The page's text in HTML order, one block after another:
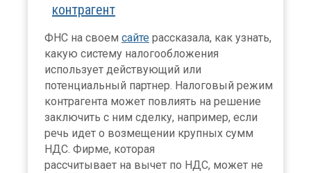
контрагент
ФНС на своем сайте рассказала, как узнать,
какую систему налогообложения
использует действующий или
потенциальный партнер. Налоговый режим
контрагента может повлиять на решение
заключить с ним сделку, например, если
речь идет о возмещении крупных сумм
НДС. Фирме, которая
рассчитывает на вычет по НДС, может не